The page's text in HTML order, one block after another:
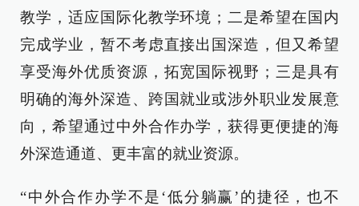
教学，适应国际化教学环境；二是希望在国内
完成学业，暂不考虑直接出国深造，但又希望
享受海外优质资源，拓宽国际视野；三是具有
明确的海外深造、跨国就业或涉外职业发展意
向，希望通过中外合作办学，获得更便捷的海
外深造通道、更丰富的就业资源。
“中外合作办学不是‘低分躺赢’的捷径，也不